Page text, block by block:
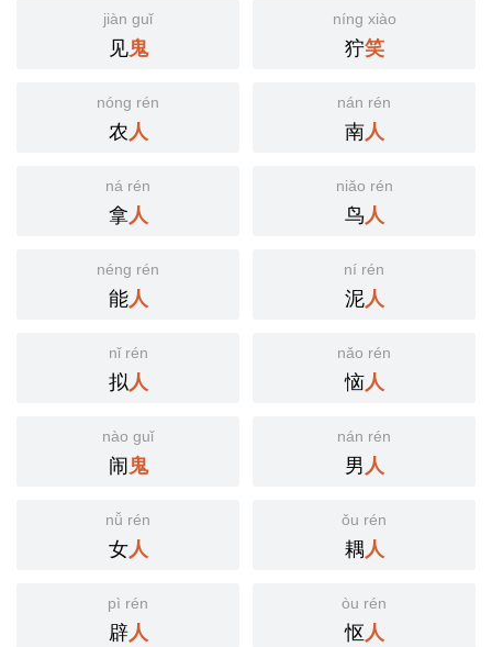
jiàn guǐ
见鬼
níng xiào
狞笑
nóng rén
农人
nán rén
南人
ná rén
拿人
niǎo rén
鸟人
néng rén
能人
ní rén
泥人
nǐ rén
拟人
nǎo rén
恼人
nào guǐ
闹鬼
nán rén
男人
nǚ rén
女人
ǒu rén
耦人
pì rén
辟人
òu rén
怄人